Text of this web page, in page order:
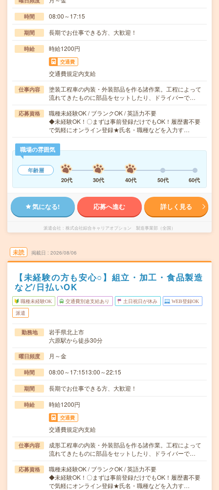
時間 08:00～17:15
期間 長期でお仕事できる方、大歓迎！
時給 時給1200円
交通費
交通費規定内支給
仕事内容
塗装工程車の内装・外装部品を作る諸作業。工程によって
流れてきたものに部品をセットしたり、ドライバーで…
応募資格
職種未経験OK / ブランクOK / 英語力不要
◆未経験OK！〇まずは事前登録だけでもOK！履歴書不要
で気軽にオンライン登録★氏名・職種などを入力す…
職場の雰囲気
年齢層
20代
30代 40代 50代 60代
気になる! 応募へ進む 詳しく見る
派遣会社 株式会社綜合キャリアオプション 製造事業部（全国）
未読 掲載日 2026/08/06
【未経験の方も安心○】組立・加工・食品製造
など/日払いOK
職種未経験OK 交通費別途支給あり 土日祝日が休み WEB登録OK
派遣
勤務地
岩手県北上市
六原駅から徒歩30分
曜日頻度 月～金
時間 08:00～17:1513:00～22:15
期間 長期でお仕事できる方、大歓迎！
時給 時給1200円
交通費
交通費規定内支給
仕事内容
成形工程車の内装・外装部品を作る諸作業。工程によって
流れてきたものに部品をセットしたり、ドライバーで…
応募資格
職種未経験OK / ブランクOK / 英語力不要
◆未経験OK！〇まずは事前登録だけでもOK！履歴書不要
で気軽にオンライン登録★氏名・職種などを入力す…